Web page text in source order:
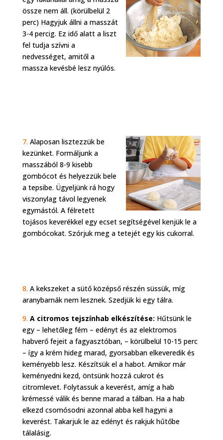
össze nem áll. (körülbelül 2
perc) Hagyjuk állni a masszát
3-4 percig. Ez idő alatt a liszt
fel tudja szívni a
nedvességet, amitől a
massza kevésbé lesz nyúlós.
7. Alaposan lisztezzük be
kezünket. Formáljunk a
masszából 8-9 kisebb
gombócot és helyezzük bele
a tepsibe. Ügyeljünk rá hogy
viszonylag távol legyenek
egymástól. A félretett
tojásos keverékkel egy ecset segítségével kenjük le a
gombócokat. Szórjuk meg a tetejét egy kis cukorral.
8. A kekszeket a sütő középső részén süssük, míg
aranybarnák nem lesznek. Szedjük ki egy tálra.
9. A citromos tejszínhab elkészítése: Hűtsünk le
egy – lehetőleg fém – edényt és az elektromos
habverő fejeit a fagyasztóban, – körülbelül 10-15 perc
– így a krém hideg marad, gyorsabban elkeveredik és
keményebb lesz. Készítsük el a habot. Amikor már
keményedni kezd, öntsünk hozzá cukrot és
citromlevet. Folytassuk a keverést, amíg a hab
krémessé válik és benne marad a tálban. Ha a hab
elkezd csomósodni azonnal abba kell hagyni a
keverést. Takarjuk le az edényt és rakjuk hűtőbe
tálalásig.